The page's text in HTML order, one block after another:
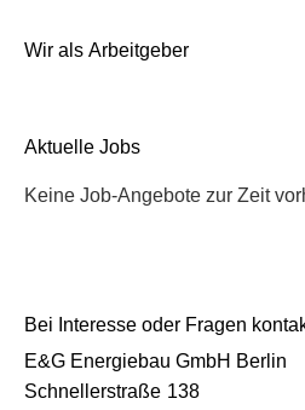
Wir als Arbeitgeber
Aktuelle Jobs
Keine Job-Angebote zur Zeit
Bei Interesse oder Fragen
E&G Energiebau GmbH Berlin
Schnellerstraße 138